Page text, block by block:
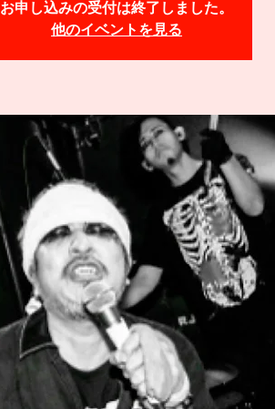
お申し込みの受付は終了しました。
他のイベントを見る